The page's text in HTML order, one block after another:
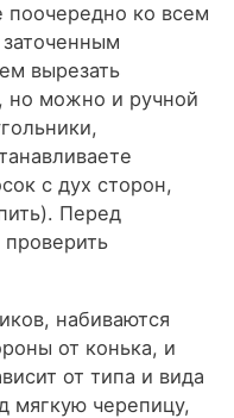
поочередно ко всем
вырезать
но можно и ручной
с дух сторон,
Перед
набиваются
от конька, и
от типа и вида
мягкую черепицу,